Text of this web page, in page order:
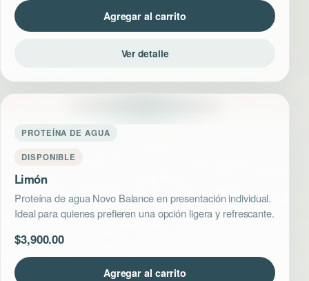
Agregar al carrito
Ver detalle
PROTEÍNA DE AGUA
DISPONIBLE
Limón
Proteína de agua Novo Balance en presentación individual.
Ideal para quienes prefieren una opción ligera y refrescante.
$3,900.00
Agregar al carrito